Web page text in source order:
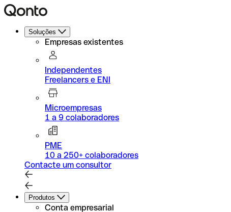
Soluções
Empresas existentes
Independentes
Freelancers e ENI
Microempresas
1 a 9 colaboradores
PME
10 a 250+ colaboradores
Contacte um consultor
Produtos
Conta empresarial